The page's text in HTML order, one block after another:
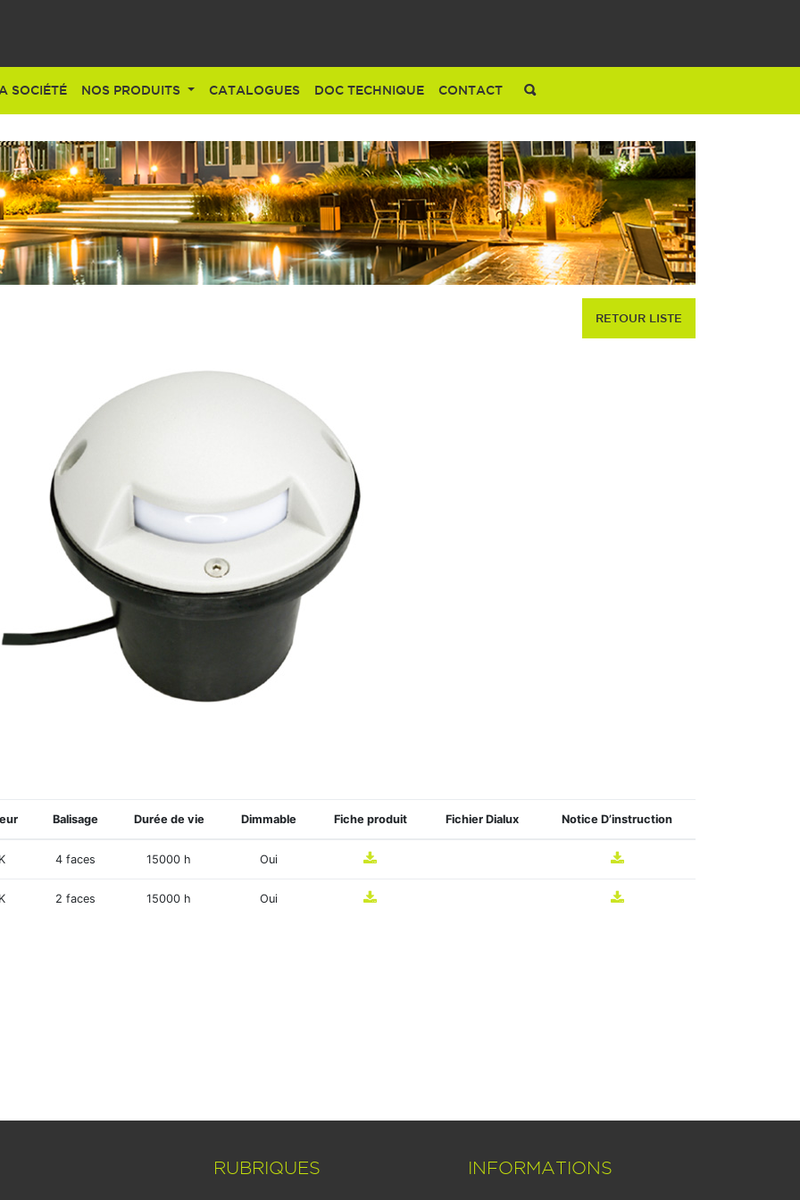
SOCIÉTÉ NOS PRODUITS CATALOGUES DOC TECHNIQUE CONTACT
RETOUR LISTE
Balisage Durée de vie Dimmable Fiche produit Fichier Dialux Notice D’instruction
4 faces 15000 h Oui
2 faces 15000 h Oui
RUBRIQUES INFORMATIONS